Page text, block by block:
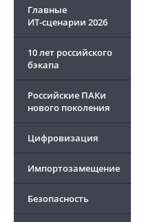
Главные
ИТ-сценарии 2026
10 лет российского
бэкапа
Российские ПАКи
нового поколения
Цифровизация
Импортозамещение
Безопасность